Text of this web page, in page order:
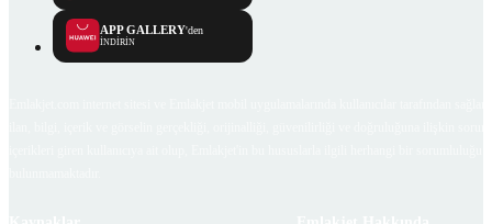
APP GALLERY'den
İNDİRİN